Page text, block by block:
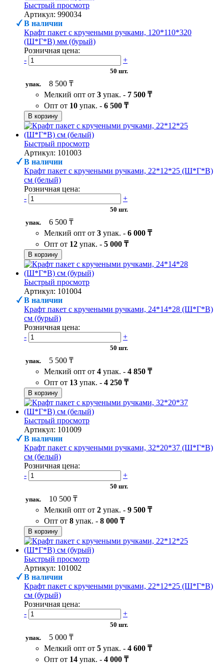
Быстрый просмотр
Артикул: 990034
В наличии
Крафт пакет с кручеными ручками, 120*110*320
(Ш*Г*В) мм (бурый)
Розничная цена:
-
+
50 шт.
упак.
8 500 ₸
Мелкий опт от 3 упак. - 7 500 ₸
Опт от 10 упак. - 6 500 ₸
В корзину
Быстрый просмотр
Артикул: 101003
В наличии
Крафт пакет с кручеными ручками, 22*12*25 (Ш*Г*В)
см (белый)
Розничная цена:
-
+
50 шт.
упак.
6 500 ₸
Мелкий опт от 3 упак. - 6 000 ₸
Опт от 12 упак. - 5 000 ₸
В корзину
Быстрый просмотр
Артикул: 101004
В наличии
Крафт пакет с кручеными ручками, 24*14*28 (Ш*Г*В)
см (бурый)
Розничная цена:
-
+
50 шт.
упак.
5 500 ₸
Мелкий опт от 4 упак. - 4 850 ₸
Опт от 13 упак. - 4 250 ₸
В корзину
Быстрый просмотр
Артикул: 101009
В наличии
Крафт пакет с кручеными ручками, 32*20*37 (Ш*Г*В)
см (белый)
Розничная цена:
-
+
50 шт.
упак.
10 500 ₸
Мелкий опт от 2 упак. - 9 500 ₸
Опт от 8 упак. - 8 000 ₸
В корзину
Быстрый просмотр
Артикул: 101002
В наличии
Крафт пакет с кручеными ручками, 22*12*25 (Ш*Г*В)
см (бурый)
Розничная цена:
-
+
50 шт.
упак.
5 000 ₸
Мелкий опт от 5 упак. - 4 600 ₸
Опт от 14 упак. - 4 000 ₸